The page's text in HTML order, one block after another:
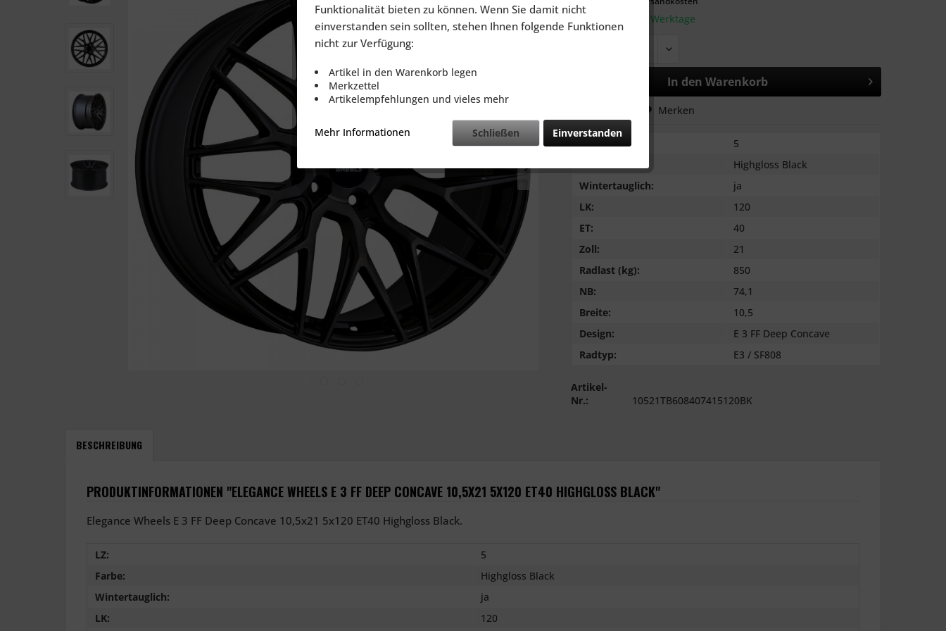
Lieferzeit: 2-3 Werktage
In den Warenkorb
Merken
LZ:
5
Highgloss Black
Wintertauglich:
ja
LK:
120
ET:
40
Zoll:
21
Radlast (kg):
850
NB:
74,1
Breite:
10,5
Design:
E 3 FF Deep Concave
Radtyp:
E3 / SF808
Artikel-
Nr.:
10521TB608407415120BK
BESCHREIBUNG
PRODUKTINFORMATIONEN "ELEGANCE WHEELS E 3 FF DEEP CONCAVE 10,5X21 5X120 ET40 HIGHGLOSS BLACK"
Elegance Wheels E 3 FF Deep Concave 10,5x21 5x120 ET40 Highgloss Black.
LZ:
5
Farbe:
Highgloss Black
Wintertauglich:
ja
LK:
120
Funktionalität bieten zu können. Wenn Sie damit nicht
einverstanden sein sollten, stehen Ihnen folgende Funktionen
nicht zur Verfügung:
Artikel in den Warenkorb legen
Merkzettel
Artikelempfehlungen und vieles mehr
Mehr Informationen Einverstanden
Schließen